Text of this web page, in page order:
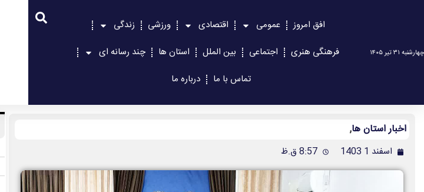
چهارشنبه ۳۱ تیر ۱۴۰۵
افق امروز عمومی اقتصادی ورزشی
زندگی
فرهنگی هنری
اجتماعی بین الملل استان ها
چند رسانه ای
تماس با ما
درباره ما
اخبار استان ها,
اسفند 1 1403 8:57 ق.ظ